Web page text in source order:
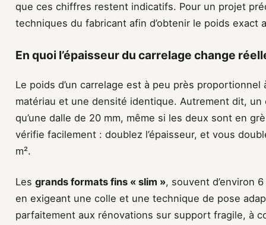
que ces chiffres restent indicatifs. Pour un projet
techniques du fabricant afin d’obtenir le poids exact
En quoi l’épaisseur du carrelage change
Le poids d’un carrelage est à peu près
matériau et une densité identique. Autrement dit,
qu’une dalle de 20 mm, même si les deux sont en
vérifie facilement : doublez l’épaisseur, et vous
m².
Les grands formats fins « slim », souvent d’environ
en exigeant une colle et une technique de pose
parfaitement aux rénovations sur support fragile, à